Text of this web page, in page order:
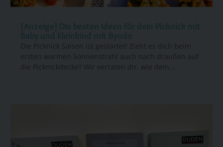
[Anzeige] Die besten Ideen für dein Picknick mit
Baby und Kleinkind mit Byodo
Die Picknick Saison ist gestartet! Zieht es dich beim
ersten warmen Sonnenstrahl auch nach draußen auf
die Picknickdecke? Wir verraten dir, wie dein...